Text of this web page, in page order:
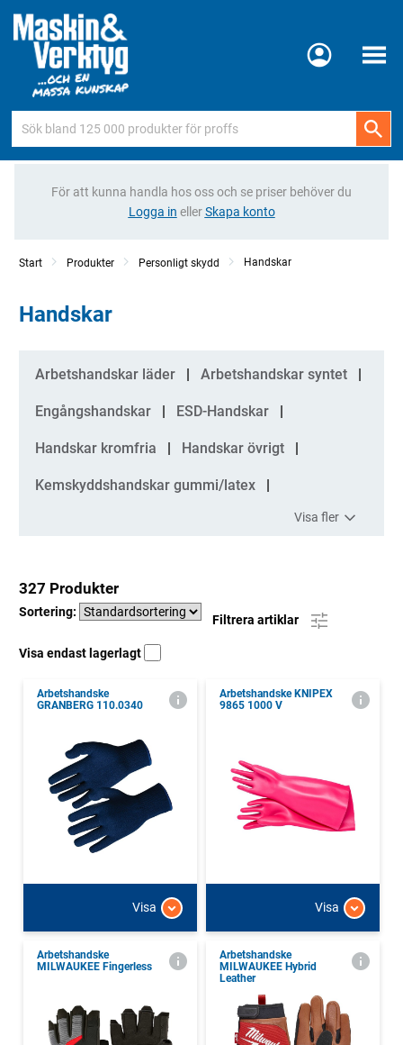
Meny
För att kunna handla hos oss och se priser behöver du
Logga in ellerSkapa konto
Start Produkter Personligt skydd Handskar
Handskar
Kategorier
Arbetshandskar läder Arbetshandskar syntet
Engångshandskar ESD-Handskar
Handskar kromfria Handskar övrigt
Kemskyddshandskar gummi/latex
Visa fler
327 Produkter
Sortering:
Filtrera artiklar
Visa endast lagerlagt
Arbetshandske
GRANBERG 110.0340
Visa
Arbetshandske KNIPEX
9865 1000 V
Visa
Arbetshandske
MILWAUKEE Fingerless
Arbetshandske
MILWAUKEE Hybrid
Leather